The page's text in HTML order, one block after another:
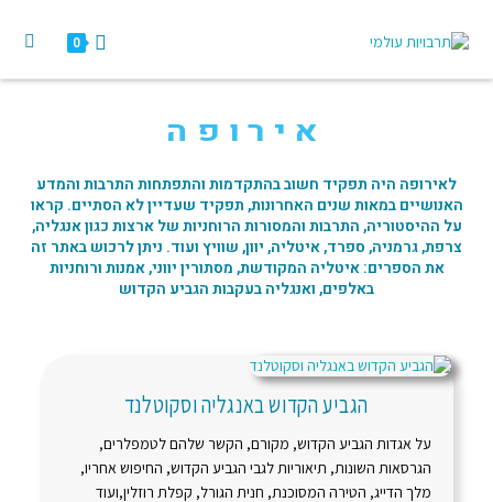
0
אירופה
לאירופה היה תפקיד חשוב בהתקדמות והתפתחות התרבות והמדע
האנושיים במאות שנים האחרונות, תפקיד שעדיין לא הסתיים. קראו
על ההיסטוריה, התרבות והמסורות הרוחניות של ארצות כגון אנגליה,
צרפת, גרמניה, ספרד, איטליה, יוון, שוויץ ועוד. ניתן לרכוש באתר זה
את הספרים: איטליה המקודשת, מסתורין יווני, אמנות ורוחניות
באלפים, ואנגליה בעקבות הגביע הקדוש
הגביע הקדוש באנגליה וסקוטלנד
על אגדות הגביע הקדוש, מקורם, הקשר שלהם לטמפלרים,
הגרסאות השונות, תיאוריות לגבי הגביע הקדוש, החיפוש אחריו,
מלך הדייג, הטירה המסוכנת, חנית הגורל, קפלת רוזלין,ועוד